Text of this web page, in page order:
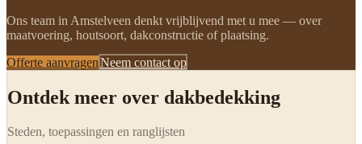
Ons team in Amstelveen denkt vrijblijvend met u mee — over
maatvoering, houtsoort, dakconstructie of plaatsing.
Offerte aanvragenNeem contact op
Ontdek meer over dakbedekking
Steden, toepassingen en ranglijsten